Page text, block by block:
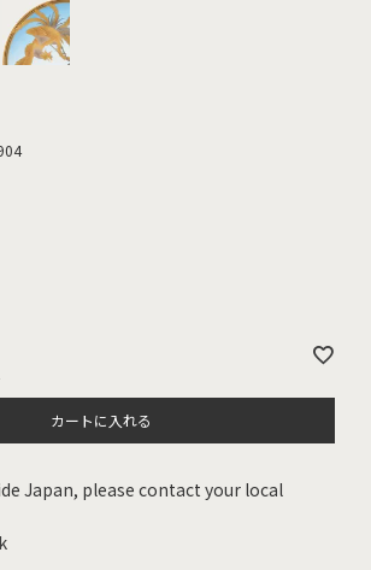
カートに入れる
Japan, please contact your local